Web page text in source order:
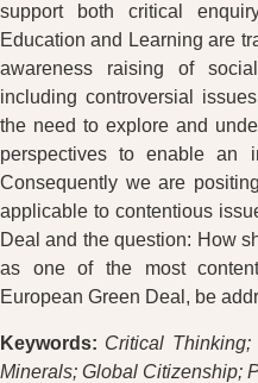
support both critical
Education and Learning are
awareness raising of
including controversial
the need to explore and
perspectives to enable an
Consequently we are
applicable to contentious
Deal and the question: How
as one of the most
European Green Deal, be
Keywords: Critical
Minerals; Global Citizenship;